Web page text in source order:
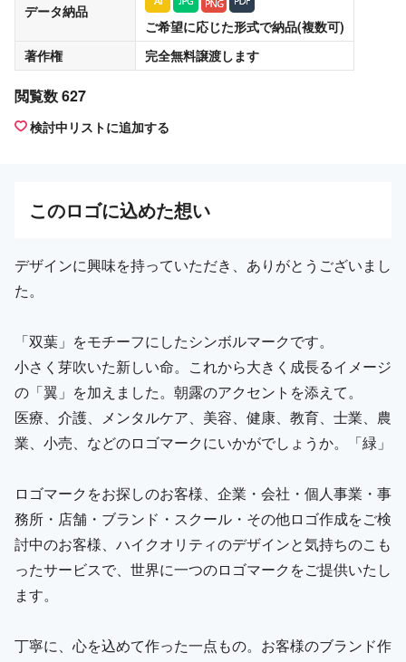
データ納品
ご希望に応じた形式で納品(複数可)
著作権
完全無料譲渡します
閲覧数 627
検討中リストに追加する
このロゴに込めた想い
デザインに興味を持っていただき、ありがとうございまし
た。
「双葉」をモチーフにしたシンボルマークです。
小さく芽吹いた新しい命。これから大きく成長るイメージ
の「翼」を加えました。朝露のアクセントを添えて。
医療、介護、メンタルケア、美容、健康、教育、士業、農
業、小売、などのロゴマークにいかがでしょうか。「緑」
ロゴマークをお探しのお客様、企業・会社・個人事業・事
務所・店舗・ブランド・スクール・その他ロゴ作成をご検
討中のお客様、ハイクオリティのデザインと気持ちのこも
ったサービスで、世界に一つのロゴマークをご提供いたし
ます。
丁寧に、心を込めて作った一点もの。お客様のブランド作